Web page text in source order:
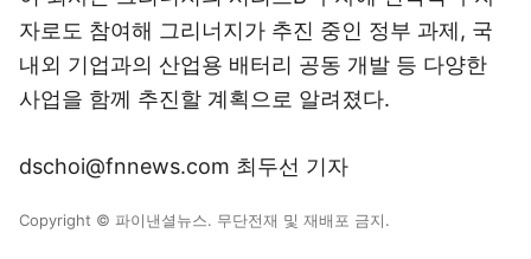
자로도 참여해 그리너지가 추진 중인 정부 과제, 국
내외 기업과의 산업용 배터리 공동 개발 등 다양한
사업을 함께 추진할 계획으로 알려졌다.
dschoi@fnnews.com 최두선 기자
Copyright © 파이낸셜뉴스. 무단전재 및 재배포 금지.